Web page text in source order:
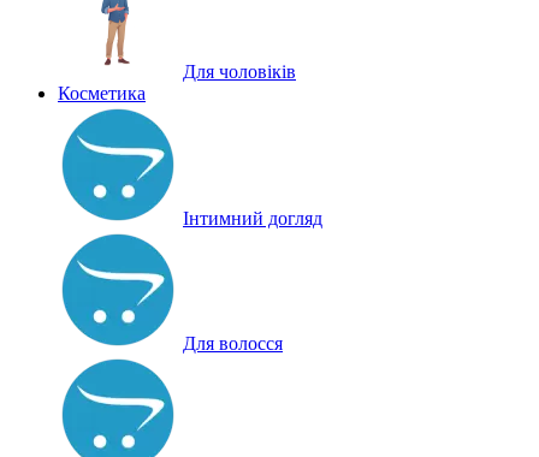
Для чоловіків
Косметика
Інтимний догляд
Для волосся